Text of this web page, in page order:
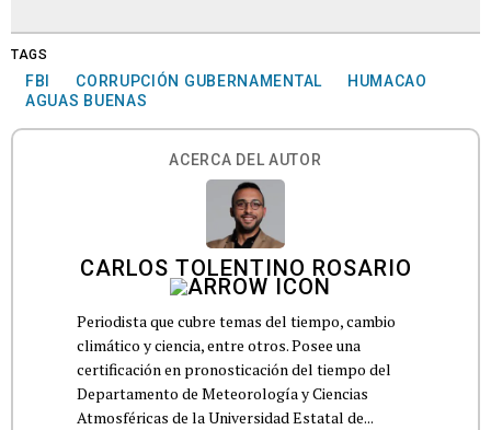
TAGS
FBI CORRUPCIÓN GUBERNAMENTAL
HUMACAO
AGUAS BUENAS
ACERCA DEL AUTOR
CARLOS TOLENTINO ROSARIO
Periodista que cubre temas del tiempo, cambio
climático y ciencia, entre otros. Posee una
certificación en pronosticación del tiempo del
Departamento de Meteorología y Ciencias
Atmosféricas de la Universidad Estatal de...